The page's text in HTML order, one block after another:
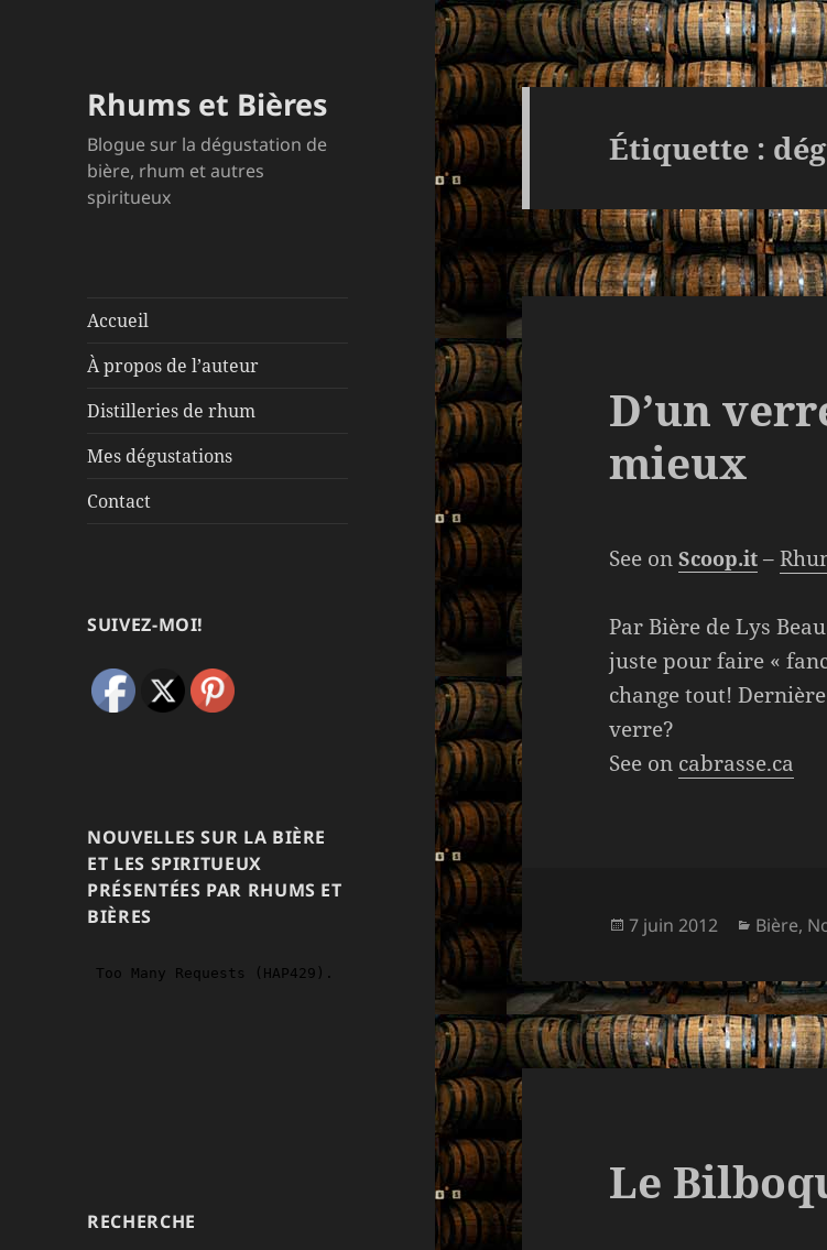
Rhums et Bières
Blogue sur la dégustation de
bière, rhum et autres
spiritueux
Accueil
À propos de l’auteur
Distilleries de rhum
Mes dégustations
Contact
SUIVEZ-MOI!
NOUVELLES SUR LA BIÈRE
ET LES SPIRITUEUX
PRÉSENTÉES PAR RHUMS ET
BIÈRES
RECHERCHE
Étiquette :
D’un
mieux
See onScoop.it –
Par Bière de Lys
juste pour faire «
change tout!
verre?
See on cabrasse.ca
Publié
7 juin 2012 Bière,
Le